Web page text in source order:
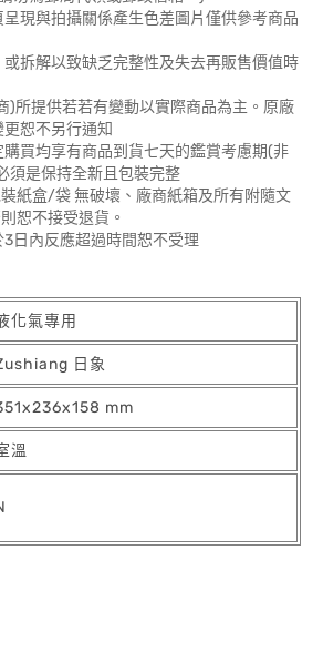
現與拍攝關係產生色差圖片僅供參考商品
拆解以致缺乏完整性及失去再販售價值時
)所提供若若有變動以實際商品為主。原廠
恕不另行通知
買均享有商品到貨七天的鑑賞考慮期(非
須是保持全新且包裝完整
紙盒/袋 無破壞、廠商紙箱及所有附隨文
恕不接受退貨。
日內反應超過時間恕不受理
化氣專用
日象
mm
溫